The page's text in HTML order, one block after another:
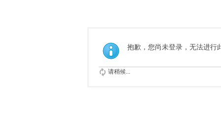
索
抱歉，您尚未登录，无法进行
请稍候...